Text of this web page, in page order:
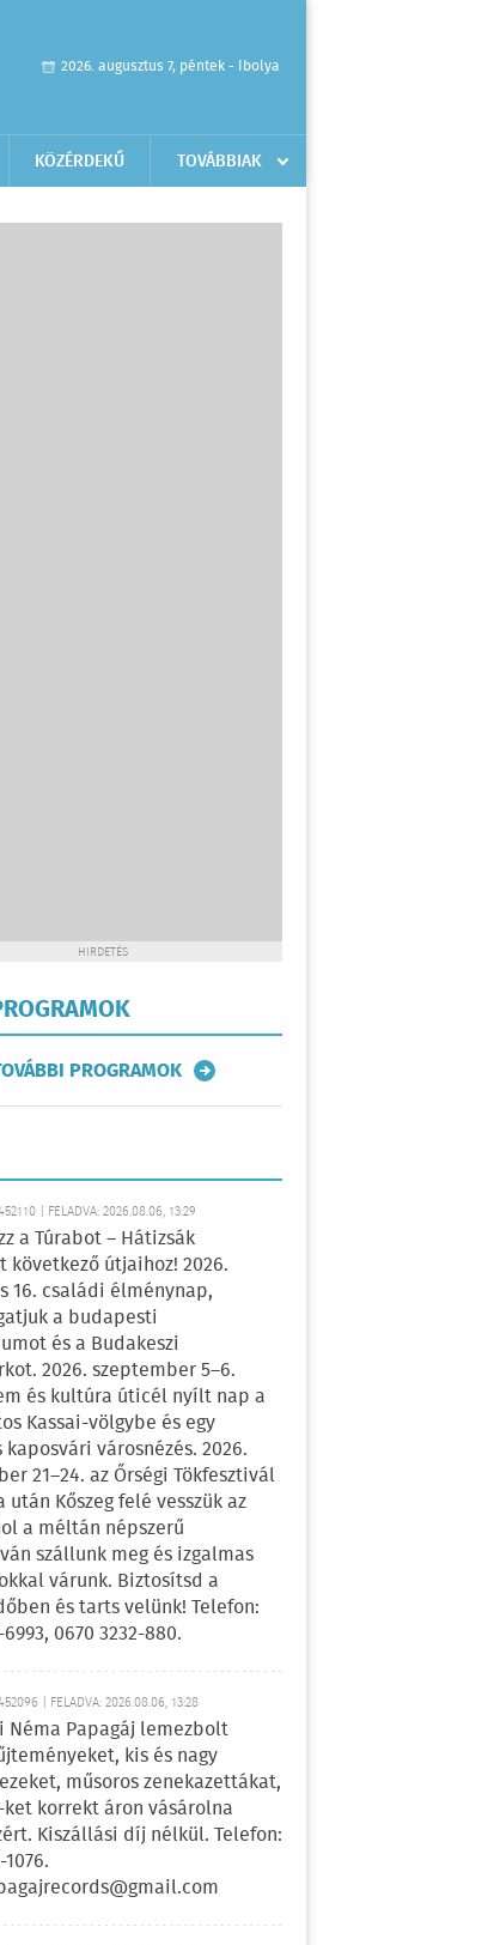
2026. augusztus 7, péntek - Ibolya
KÖZÉRDEKŰ TOVÁBBIAK
HIRDETÉS
PROGRAMOK
| FELADVA: 2026.08.06, 13:29
a Túrabot – Hátizsák
következő útjaihoz! 2026.
16. családi élménynap,
a budapesti
és a Budakeszi
2026. szeptember 5–6.
és kultúra úticél nyílt nap a
Kassai-völgybe és egy
városnézés. 2026.
21–24. az Őrségi Tökfesztivál
után Kőszeg felé vesszük az
a méltán népszerű
szállunk meg és izgalmas
várunk. Biztosítsd a
és tarts velünk! Telefon:
0670 3232-880.
| FELADVA: 2026.08.06, 13:28
Néma Papagáj lemezbolt
kis és nagy
műsoros zenekazettákat,
ket korrekt áron vásárolna
Kiszállási díj nélkül. Telefon: